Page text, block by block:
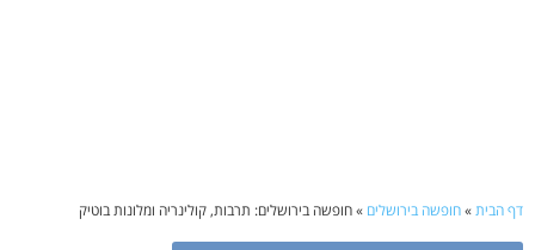
דף הבית»חופשה בירושלים »חופשה בירושלים: תרבות, קולינריה ומלונות בוטיק